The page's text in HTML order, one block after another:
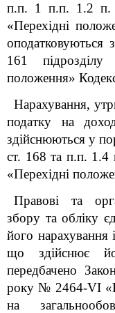
п.п. 1 п.п. 1.2 п.
«Перехідні
оподатковуються
161
положення»
Нарахування,
податку на
здійснюються у
ст. 168 та п.п. 1.4
«Перехідні
Правові та
збору та обліку
його нарахування
що здійснює
передбачено
року № 2464-VI
на загальнообов